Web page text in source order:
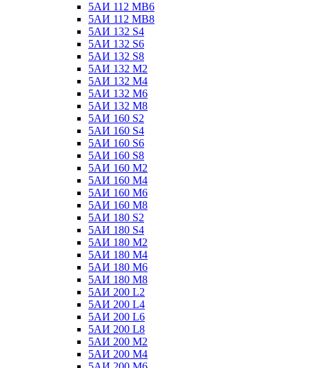
5АИ 112 МВ6
5АИ 112 МВ8
5АИ 132 S4
5АИ 132 S6
5АИ 132 S8
5АИ 132 М2
5АИ 132 М4
5АИ 132 М6
5АИ 132 М8
5АИ 160 S2
5АИ 160 S4
5АИ 160 S6
5АИ 160 S8
5АИ 160 М2
5АИ 160 М4
5АИ 160 М6
5АИ 160 М8
5АИ 180 S2
5АИ 180 S4
5АИ 180 М2
5АИ 180 М4
5АИ 180 М6
5АИ 180 М8
5АИ 200 L2
5АИ 200 L4
5АИ 200 L6
5АИ 200 L8
5АИ 200 М2
5АИ 200 М4